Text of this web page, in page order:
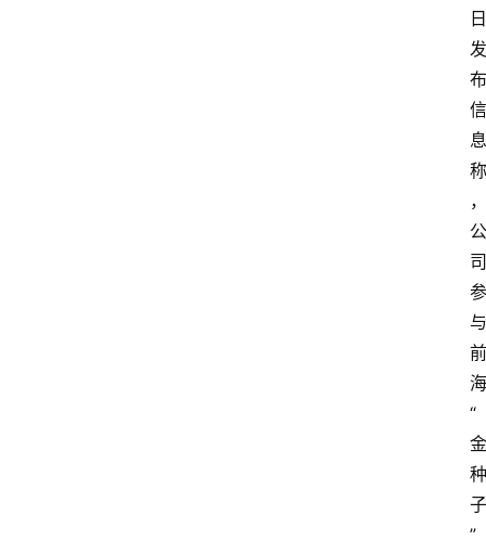
日
发
布
信
息
称
，
公
司
参
与
前
海
“
金
种
子
”